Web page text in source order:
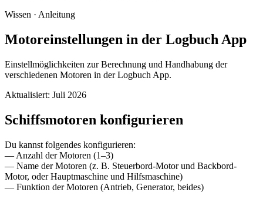
Wissen · Anleitung
Motoreinstellungen in der Logbuch App
Einstellmöglichkeiten zur Berechnung und Handhabung der
verschiedenen Motoren in der Logbuch App.
Aktualisiert: Juli 2026
Schiffsmotoren konfigurieren
Du kannst folgendes konfigurieren:
— Anzahl der Motoren (1–3)
— Name der Motoren (z. B. Steuerbord-Motor und Backbord-
Motor, oder Hauptmaschine und Hilfsmaschine)
— Funktion der Motoren (Antrieb, Generator, beides)